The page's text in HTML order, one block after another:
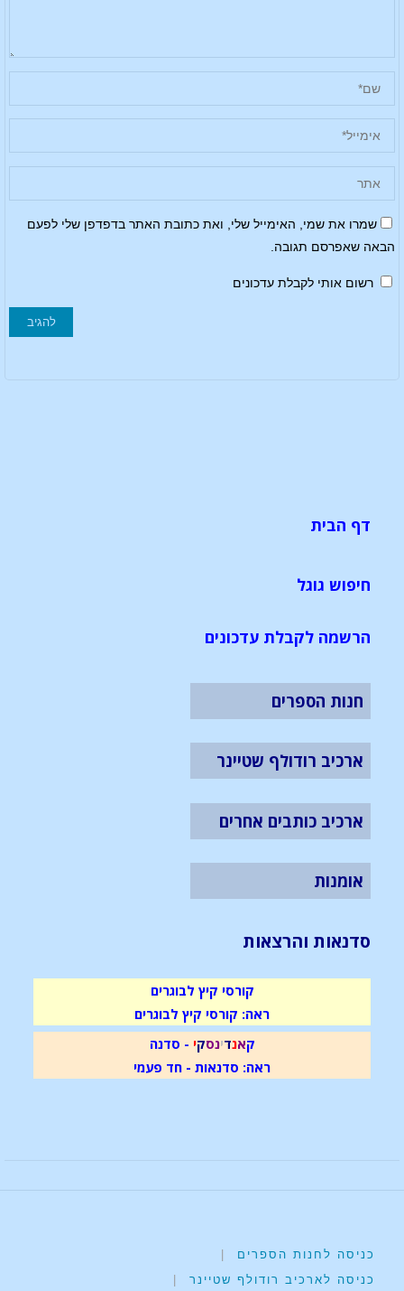
שמרו את שמי, האימייל שלי, ואת כתובת האתר בדפדפן שלי לפעם
הבאה שאפרסם תגובה.
רשום אותי לקבלת עדכונים
דף הבית
חיפוש גוגל
הרשמה לקבלת עדכונים
חנות הספרים
ארכיב רודולף שטיינר
ארכיב כותבים אחרים
אומנות
סדנאות והרצאות
קורסי קיץ לבוגרים
ראה: קורסי קיץ לבוגרים
קאנדינסקי - סדנה
ראה: סדנאות - חד פעמי
כניסה לחנות הספרים
|
כניסה לארכיב רודולף שטיינר
|